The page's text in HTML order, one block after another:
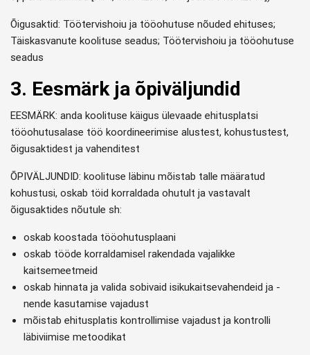
Õigusaktid: Töötervishoiu ja tööohutuse nõuded ehituses;
Täiskasvanute koolituse seadus; Töötervishoiu ja tööohutuse
seadus
3. Eesmärk ja õpiväljundid
EESMÄRK: anda koolituse käigus ülevaade ehitusplatsi
tööohutusalase töö koordineerimise alustest, kohustustest,
õigusaktidest ja vahenditest
ÕPIVÄLJUNDID: koolituse läbinu mõistab talle määratud
kohustusi, oskab töid korraldada ohutult ja vastavalt
õigusaktides nõutule sh:
oskab koostada tööohutusplaani
oskab tööde korraldamisel rakendada vajalikke
kaitsemeetmeid
oskab hinnata ja valida sobivaid isikukaitsevahendeid ja -
nende kasutamise vajadust
mõistab ehitusplatis kontrollimise vajadust ja kontrolli
läbiviimise metoodikat